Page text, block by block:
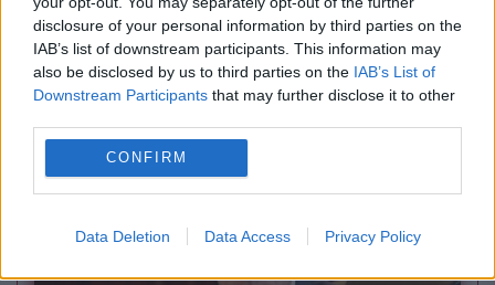
disclosure of your personal information by third parties on the
IAB’s list of downstream participants. This information may
also be disclosed by us to third parties on the IAB’s List of
Downstream Participants that may further disclose it to other
CONFIRM
Data Deletion Data Access Privacy Policy
SPORT
Mutare bombă la FCSB. Gigi Becali și MM
Stoica vor să îl aducă pe Dan Petrescu ca
director tehnic